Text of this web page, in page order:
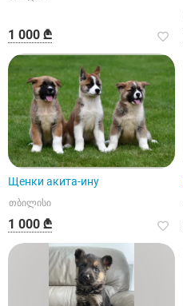
1 000 ₾
Щенки акита-ину
თბილისი
1 000 ₾